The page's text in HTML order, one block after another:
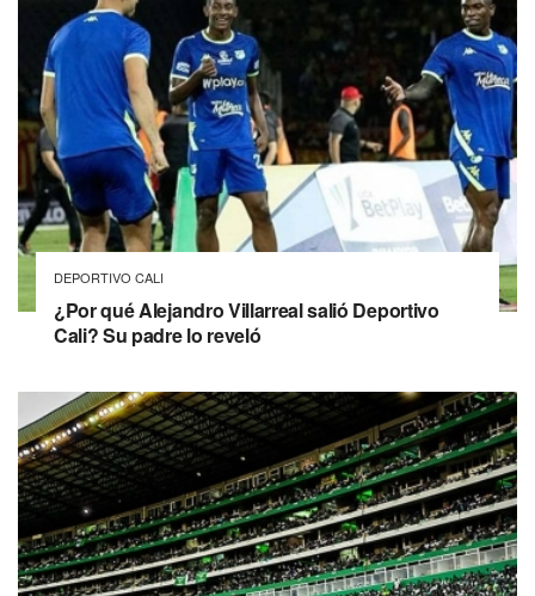
DEPORTIVO CALI
¿Por qué Alejandro Villarreal salió Deportivo
Cali? Su padre lo reveló